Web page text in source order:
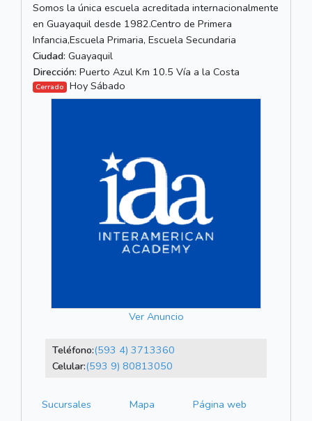
Somos la única escuela acreditada internacionalmente
en Guayaquil desde 1982.Centro de Primera
Infancia,Escuela Primaria, Escuela Secundaria
Ciudad: Guayaquil
Dirección: Puerto Azul Km 10.5 Vía a la Costa
Cerrado Hoy Sábado
Ver Anuncio
Teléfono:(593 4) 3713360
Celular:(593 9) 80813050
Sucursales Mapa
Página web